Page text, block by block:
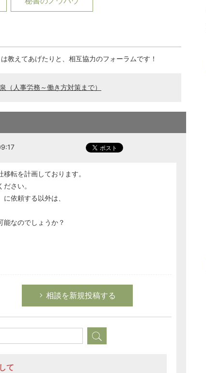
教えてあげたりと、相互協力のフォーラムです！
（人事労務～働き方対策まで）
転を計画しております。
さい。
に依頼する以外は、
能なのでしょうか？
相談を新規投稿する
て